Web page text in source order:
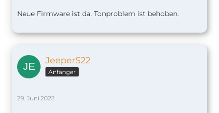
Neue Firmware ist da. Tonproblem ist behoben.
JeeperS22
Anfänger
29. Juni 2023